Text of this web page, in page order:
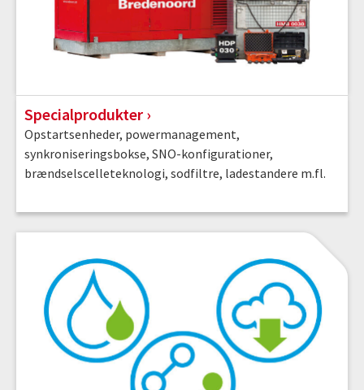
Specialprodukter
Opstartsenheder, powermanagement,
synkroniseringsbokse, SNO-konfigurationer,
brændselscelleteknologi, sodfiltre, ladestandere m.fl.